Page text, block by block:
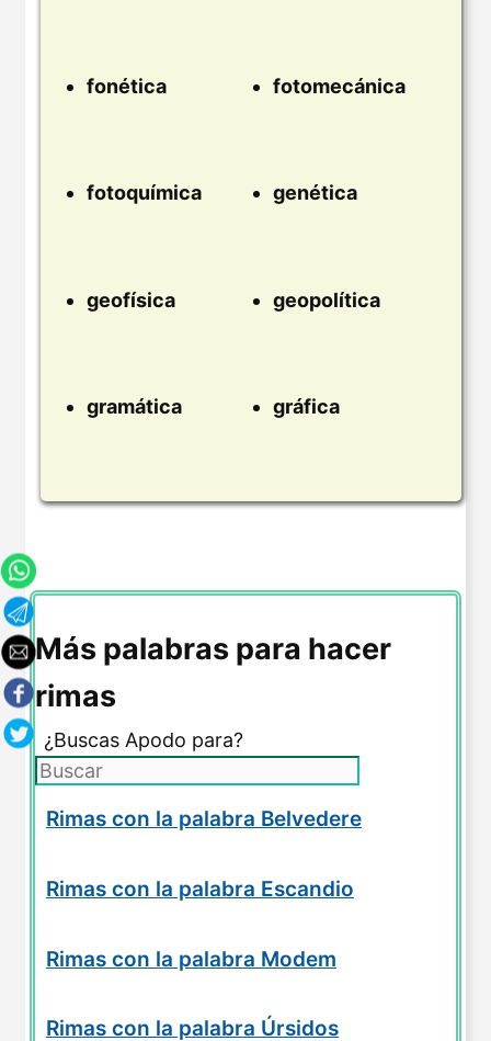
fonética fotomecánica
fotoquímica genética
geofísica geopolítica
gramática gráfica
Más palabras para hacer
rimas
¿Buscas Apodo para?
Rimas con la palabra Belvedere
Rimas con la palabra Escandio
Rimas con la palabra Modem
Rimas con la palabra Úrsidos